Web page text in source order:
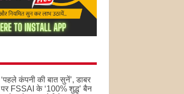
‘पहले कंपनी की बात सुनें’, डाबर
पर FSSAI के ‘100% शुद्ध’ बैन